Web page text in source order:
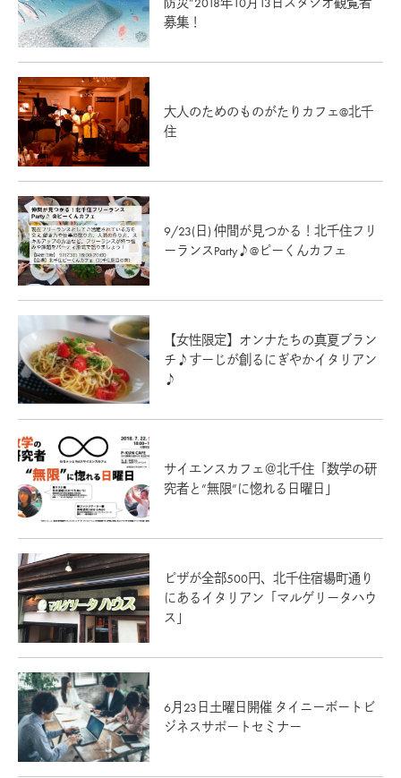
募集！
大人のためのものがたりカフェ@北千
住
9/23(日) 仲間が見つかる！北千住フリ
ーランスParty♪@ピーくんカフェ
【女性限定】オンナたちの真夏ブラン
チ♪すーじが創るにぎやかイタリアン
♪
サイエンスカフェ＠北千住「数学の研
究者と”無限”に惚れる日曜日」
ピザが全部500円、北千住宿場町通り
にあるイタリアン「マルゲリータハウ
ス」
6月23日土曜日開催 タイニーボートビ
ジネスサポートセミナー